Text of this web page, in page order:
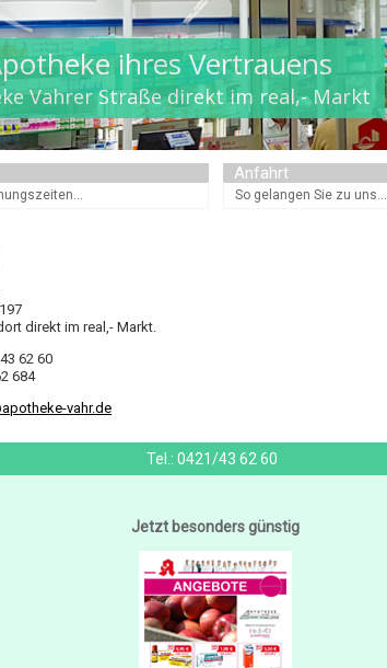
ihres Vertrauens
Vahrer Straße direkt im real,- Markt
Anfahrt
So gelangen Sie zu uns...
direkt im real,- Markt.
62 60
684
vahr.de
Tel.:0421/43 62 60
Jetzt besonders günstig